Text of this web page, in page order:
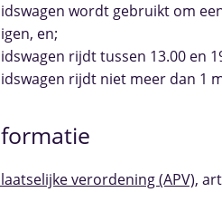
wordt gebruikt om
en;
rijdt tussen 13.00 en
rijdt niet meer dan 1
verordening (APV),